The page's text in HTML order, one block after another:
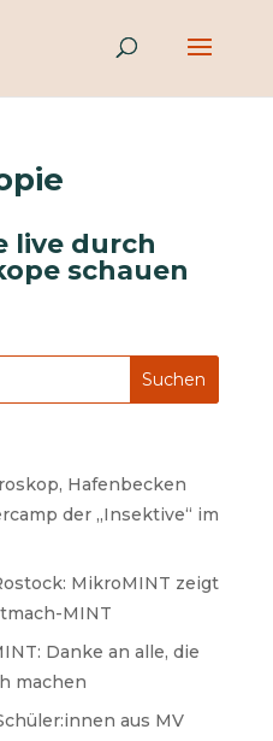
live durch
schauen
Hafenbecken
der „Insektive“ im
MikroMINT zeigt
MINT
Danke an alle, die
machen
aus MV